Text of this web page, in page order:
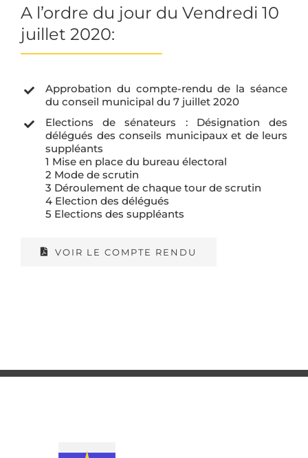
A l’ordre du jour du Vendredi 10
juillet 2020:
Approbation du compte-rendu de la séance
du conseil municipal du 7 juillet 2020
Elections de sénateurs : Désignation des
délégués des conseils municipaux et de leurs
suppléants
1 Mise en place du bureau électoral
2 Mode de scrutin
3 Déroulement de chaque tour de scrutin
4 Election des délégués
5 Elections des suppléants
VOIR LE COMPTE RENDU